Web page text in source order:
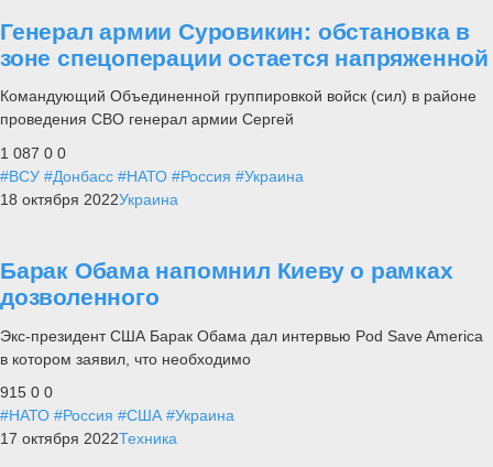
Генерал армии Суровикин: обстановка в
зоне спецоперации остается напряженной
Командующий Объединенной группировкой войск (сил) в районе
проведения СВО генерал армии Сергей
1 087 0 0
#ВСУ #Донбасс #НАТО #Россия #Украина
18 октября 2022Украина
Барак Обама напомнил Киеву о рамках
дозволенного
Экс-президент США Барак Обама дал интервью Pod Save America
в котором заявил, что необходимо
915 0 0
#НАТО #Россия #США #Украина
17 октября 2022Техника